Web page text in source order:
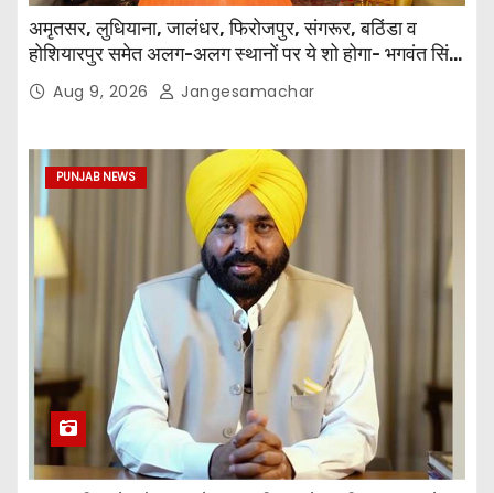
अमृतसर, लुधियाना, जालंधर, फिरोजपुर, संगरूर, बठिंडा व
होशियारपुर समेत अलग-अलग स्थानों पर ये शो होगा- भगवंत सिंह
मान Aug 9, 2026 Jangesamachar
PUNJAB NEWS